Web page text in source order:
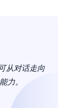
从对话走向
力。